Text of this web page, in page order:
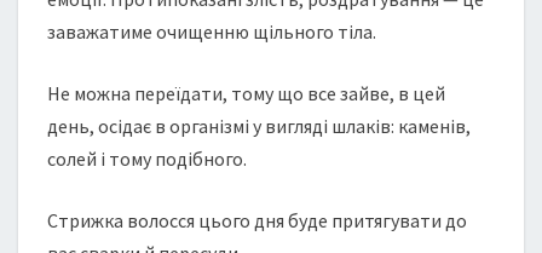
заважатиме очищенню щільного тіла.
Не можна переїдати, тому що все зайве, в цей
день, осідає в організмі у вигляді шлаків: каменів,
солей і тому подібного.
Cтрижка волосся цього дня буде притягувати до